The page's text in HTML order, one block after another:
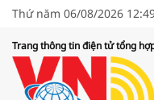
Thứ năm 06/08/2026
Trang thông tin điện tử tổng